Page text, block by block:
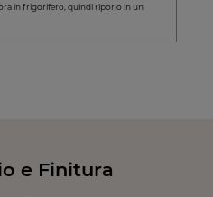
ora in frigorifero, quindi riporlo in un
e Finitura